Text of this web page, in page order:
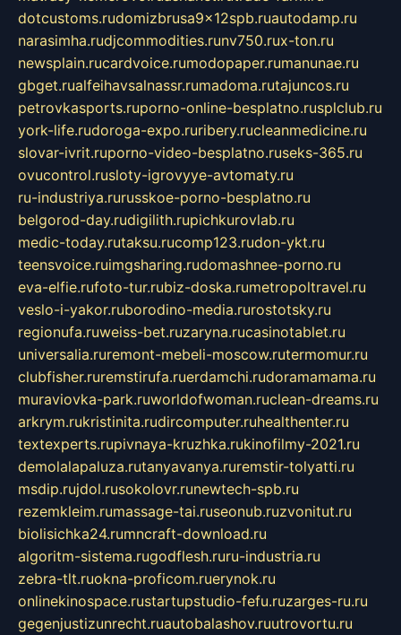
dotcustoms.rudomizbrusa9x12spb.ruautodamp.ru
narasimha.rudjcommodities.runv750.rux-ton.ru
newsplain.rucardvoice.rumodopaper.rumanunae.ru
gbget.rualfeihavsalnassr.rumadoma.rutajuncos.ru
petrovkasports.ruporno-online-besplatno.rusplclub.ru
york-life.rudoroga-expo.ruribery.rucleanmedicine.ru
slovar-ivrit.ruporno-video-besplatno.ruseks-365.ru
ovucontrol.rusloty-igrovyye-avtomaty.ru
ru-industriya.rurusskoe-porno-besplatno.ru
belgorod-day.rudigilith.rupichkurovlab.ru
medic-today.rutaksu.rucomp123.rudon-ykt.ru
teensvoice.ruimgsharing.rudomashnee-porno.ru
eva-elfie.rufoto-tur.rubiz-doska.rumetropoltravel.ru
veslo-i-yakor.ruborodino-media.rurostotsky.ru
regionufa.ruweiss-bet.ruzaryna.rucasinotablet.ru
universalia.ruremont-mebeli-moscow.rutermomur.ru
clubfisher.ruremstirufa.ruerdamchi.rudoramamama.ru
muraviovka-park.ruworldofwoman.ruclean-dreams.ru
arkrym.rukristinita.rudircomputer.ruhealthenter.ru
textexperts.rupivnaya-kruzhka.rukinofilmy-2021.ru
demolalapaluza.rutanyavanya.ruremstir-tolyatti.ru
msdip.rujdol.rusokolovr.runewtech-spb.ru
rezemkleim.rumassage-tai.ruseonub.ruzvonitut.ru
biolisichka24.rumncraft-download.ru
algoritm-sistema.rugodflesh.ruru-industria.ru
zebra-tlt.ruokna-proficom.ruerynok.ru
onlinekinospace.rustartupstudio-fefu.ruzarges-ru.ru
gegenjustizunrecht.ruautobalashov.ruutrovortu.ru